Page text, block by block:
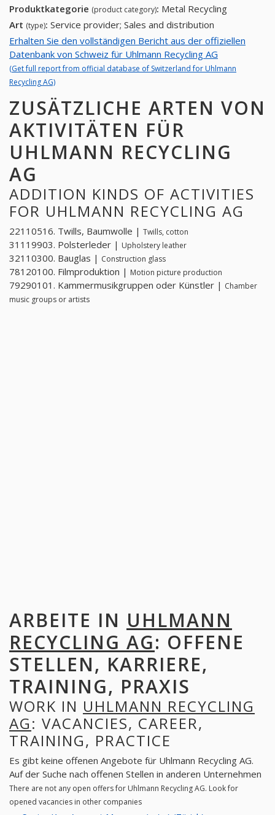
Produktkategorie (product category): Metal Recycling
Art (type): Service provider; Sales and distribution
Erhalten Sie den vollständigen Bericht aus der offiziellen
Datenbank von Schweiz für Uhlmann Recycling AG
(Get full report from official database of Switzerland for Uhlmann
Recycling AG)
ZUSÄTZLICHE ARTEN VON
AKTIVITÄTEN FÜR
UHLMANN RECYCLING
AG
ADDITION KINDS OF ACTIVITIES
FOR UHLMANN RECYCLING AG
22110516. Twills, Baumwolle | Twills, cotton
31119903. Polsterleder | Upholstery leather
32110300. Bauglas | Construction glass
78120100. Filmproduktion | Motion picture production
79290101. Kammermusikgruppen oder Künstler | Chamber
music groups or artists
ARBEITE IN UHLMANN
RECYCLING AG: OFFENE
STELLEN, KARRIERE,
TRAINING, PRAXIS
WORK IN UHLMANN RECYCLING
AG: VACANCIES, CAREER,
TRAINING, PRACTICE
Es gibt keine offenen Angebote für Uhlmann Recycling AG.
Auf der Suche nach offenen Stellen in anderen Unternehmen
There are not any open offers for Uhlmann Recycling AG. Look for
opened vacancies in other companies